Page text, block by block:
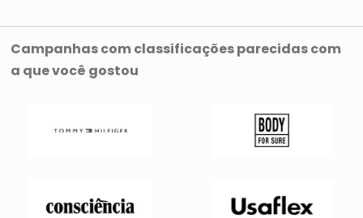
Campanhas com classificações parecidas com
a que você gostou